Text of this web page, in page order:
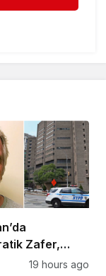
Zafer,
19 hours ago